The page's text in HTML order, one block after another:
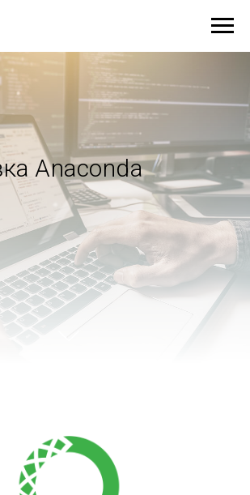
Anaconda